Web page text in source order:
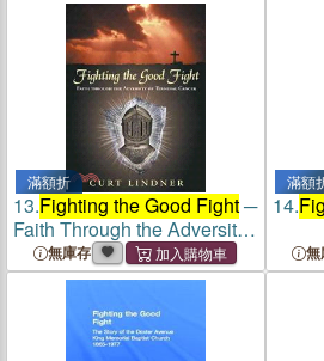
滿額折
13.Fighting the Good Fight─
Faith Through the Adversity
of Terminal Cancer
無庫存
滿額
14.